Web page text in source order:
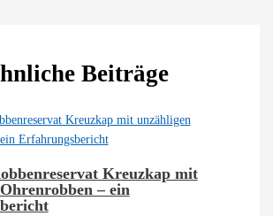
Beiträge
Kreuzkap mit
– ein